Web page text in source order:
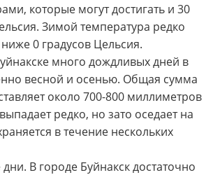
которые могут достигать и 30
Зимой температура редко
ниже 0 градусов Цельсия.
много дождливых дней в
весной и осенью. Общая сумма
около 700-800 миллиметров
редко, но зато оседает на
в течение нескольких
В городе Буйнакск достаточно